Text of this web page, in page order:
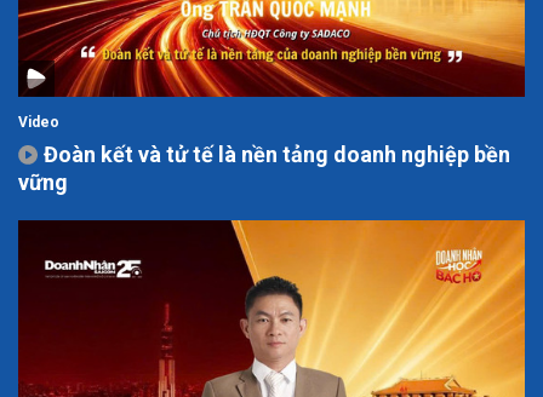
Video
Đoàn kết và tử tế là nền tảng doanh nghiệp bền
vững